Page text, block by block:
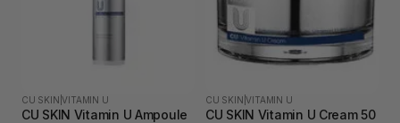
CU SKIN |VITAMIN U
CU SKIN Vitamin U Ampoule
CU SKIN |VITAMIN U
CU SKIN Vitamin U Cream 50